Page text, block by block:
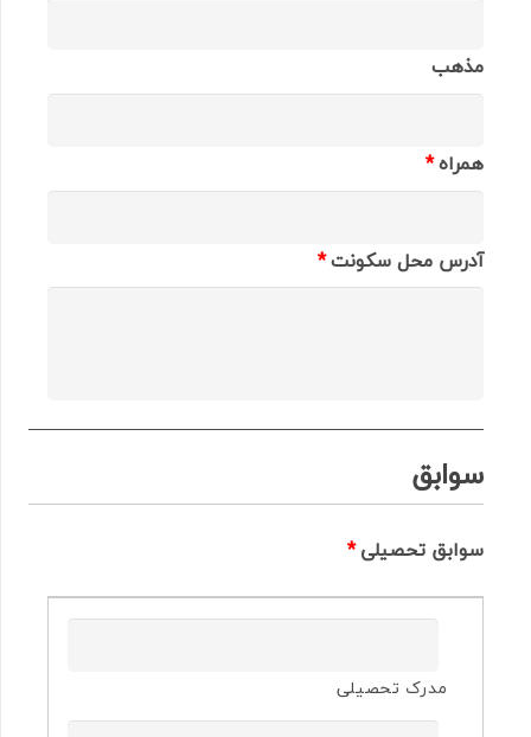
مذهب
همراه*
آدرس محل سکونت*
سوابق
سوابق تحصیلی*